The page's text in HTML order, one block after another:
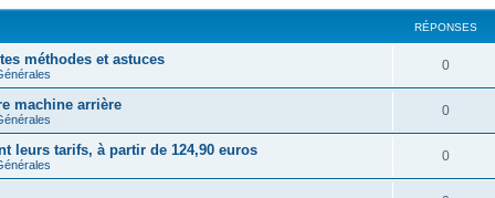
RÉPONSES
méthodes et astuces 0R
é
o
n
machine arrière 0R
é
leurs tarifs, à partir de 124,90 euros 0R
é